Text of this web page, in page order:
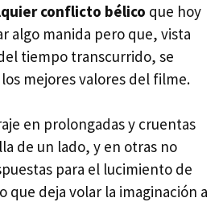
conflicto bélico que hoy
algo manida pero que, vista
tiempo transcurrido, se
mejores valores del filme.
en prolongadas y cruentas
de un lado, y en otras no
para el lucimiento de
que deja volar la imaginación a